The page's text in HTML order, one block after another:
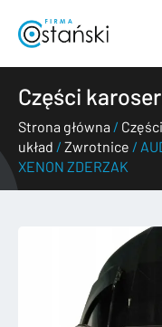
treści
Części
Strona główna /
układ / Zwrotnice /
XENON ZDERZAK